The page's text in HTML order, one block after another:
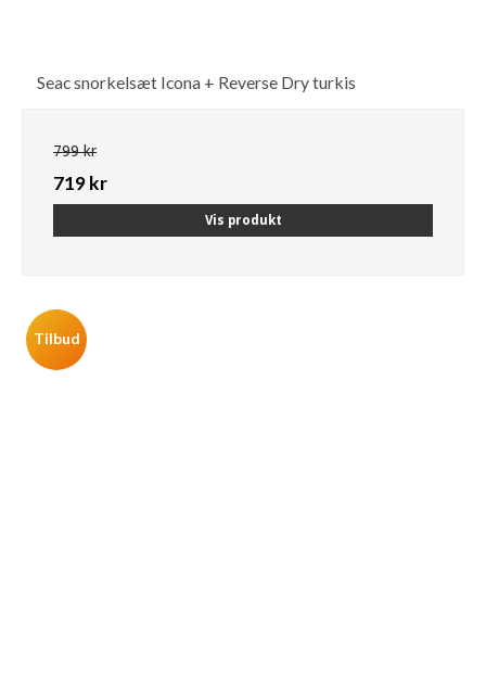
Seac snorkelsæt Icona + Reverse Dry turkis
799 kr
719 kr
Vis produkt
Tilbud